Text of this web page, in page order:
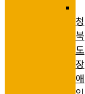
청
북
도
장
애